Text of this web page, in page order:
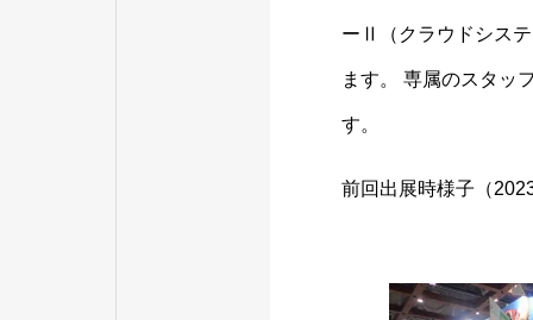
ーⅡ（クラウドシス
ます。 専属のスタッ
す。
前回出展時様子（